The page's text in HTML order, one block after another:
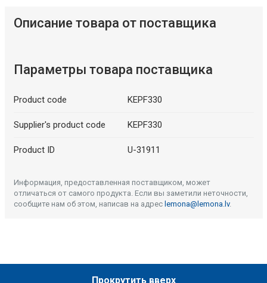
Описание товара от поставщика
Параметры товара поставщика
Product code KEPF330
Supplier's product code KEPF330
Product ID U-31911
Информация, предоставленная поставщиком, может
отличаться от самого продукта. Если вы заметили неточности,
сообщите нам об этом, написав на адрес lemona@lemona.lv.
Прокрутить вверх